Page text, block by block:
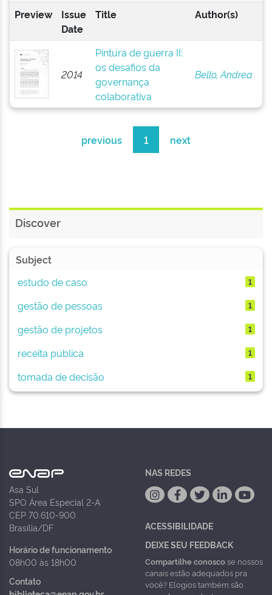
Preview
Issue
Date
Title Author(s)
2014
Pintura de guerra II:
os desafios da
governança
colaborativa
Bello, Andrea
previous 1 next
Discover
Subject
estudo de caso
1
gestão de pessoas 1
gestão de projetos 1
receita pública 1
tomada de decisão 1
Asa Sul
SPO Área Especial 2-A
CEP 70.610-900
Brasília/DF
Horário de funcionamento
08h00 às 18h00
Contato
NAS REDES
ACESSIBILIDADE
DEIXE SEU FEEDBACK
Compartilhe conoscose nossos
canais estão adequados pra
você? Elogios também são